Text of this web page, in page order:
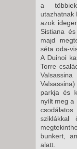
a
utazhatnak
azok
Sistiana
majd
séta oda-
A Duinoi
Torre
parkja és
nyílt meg a
sziklákkal
bunkert,
alatt.